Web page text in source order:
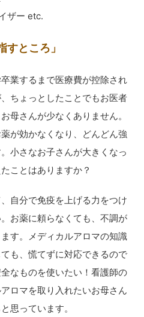
ザー etc.
すところ」
業するまで医療費が控除され
ちょっとしたことでもお医者
母さんが少なくありません。
が効かなくなり、どんどん強
小さなお子さんが大きくなっ
ことはありますか？
自分で免疫を上げる力をつけ
お薬に頼らなくても、不調が
す。メディカルアロマの知識
も、慌てずに対応できるので
なものを使いたい！看護師の
ロマを取り入れたいお母さん
思っています。